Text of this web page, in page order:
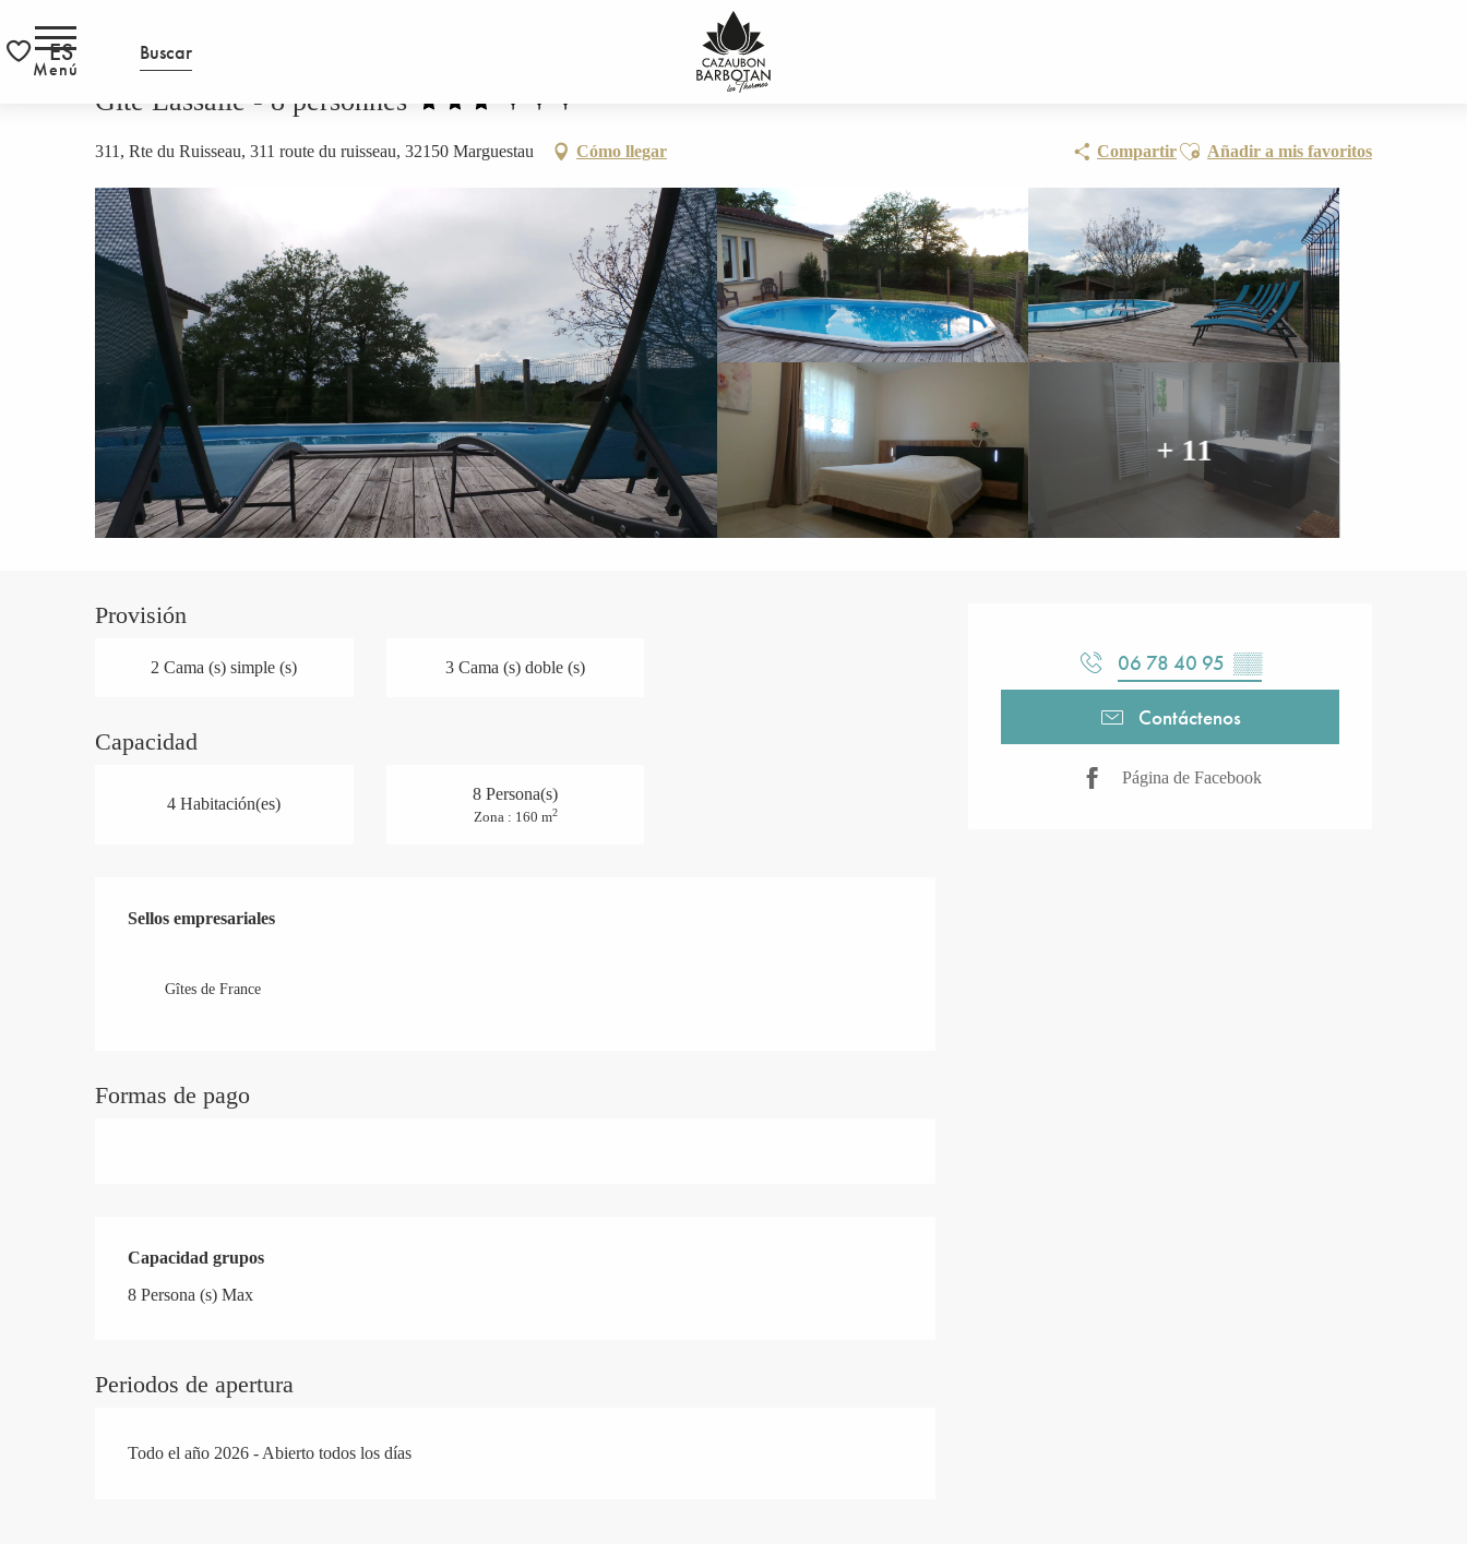
au
contenu
Buscar
ES
Menú
Gîte Lassalle - 8 personnes
311, Rte du Ruisseau, 311 route du ruisseau, 32150 Marguestau Cómo llegar CompartirAjouter aux favoris
Añadir a mis favoritos
+ 11
06 78 40 95 ▒▒
Contáctenos
Página de Facebook
Provisión
2 Cama (s) simple (s) 3 Cama (s) doble (s)
Capacidad
4 Habitación(es)
8 Persona(s)
Zona : 160 m2
Sellos empresariales
Sellos empresariales
Gîtes de France
Formas de pago
Capacidad grupos
Capacidad grupos
8 Persona (s) Max
Periodos de apertura
Todo el año 2026 - Abierto todos los días